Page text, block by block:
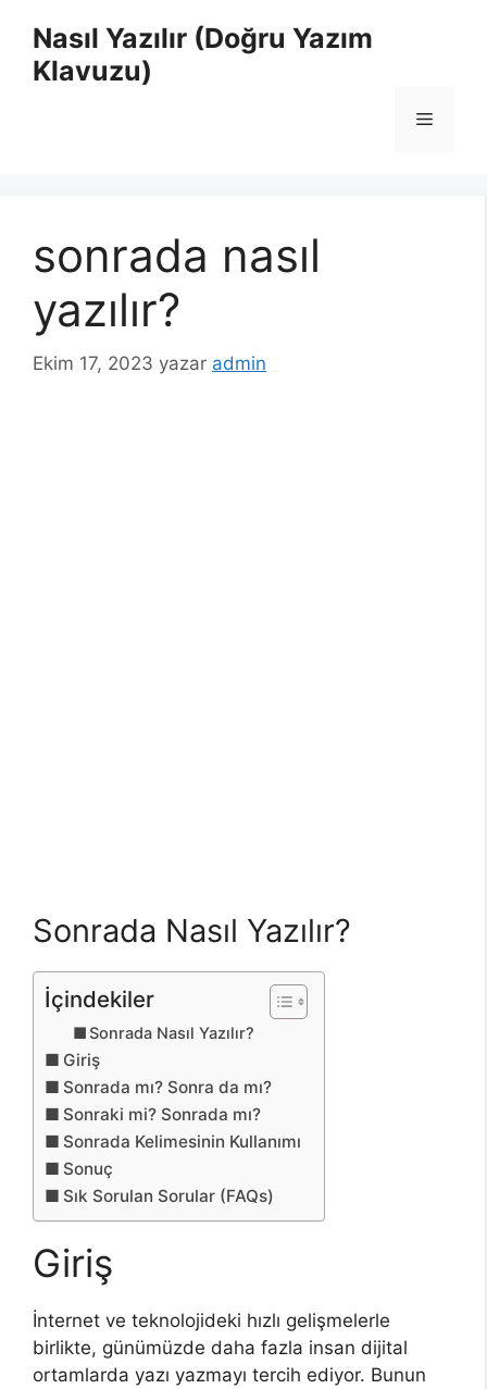
Nasıl Yazılır (Doğru Yazım
Klavuzu)
Menü
sonrada nasıl
yazılır?
Ekim 17, 2023 yazar admin
Sonrada Nasıl Yazılır?
İçindekiler
Sonrada Nasıl Yazılır?
Giriş
Sonrada mı? Sonra da mı?
Sonraki mi? Sonrada mı?
Sonrada Kelimesinin Kullanımı
Sonuç
Sık Sorulan Sorular (FAQs)
Giriş
İnternet ve teknolojideki hızlı gelişmelerle
birlikte, günümüzde daha fazla insan dijital
ortamlarda yazı yazmayı tercih ediyor. Bunun